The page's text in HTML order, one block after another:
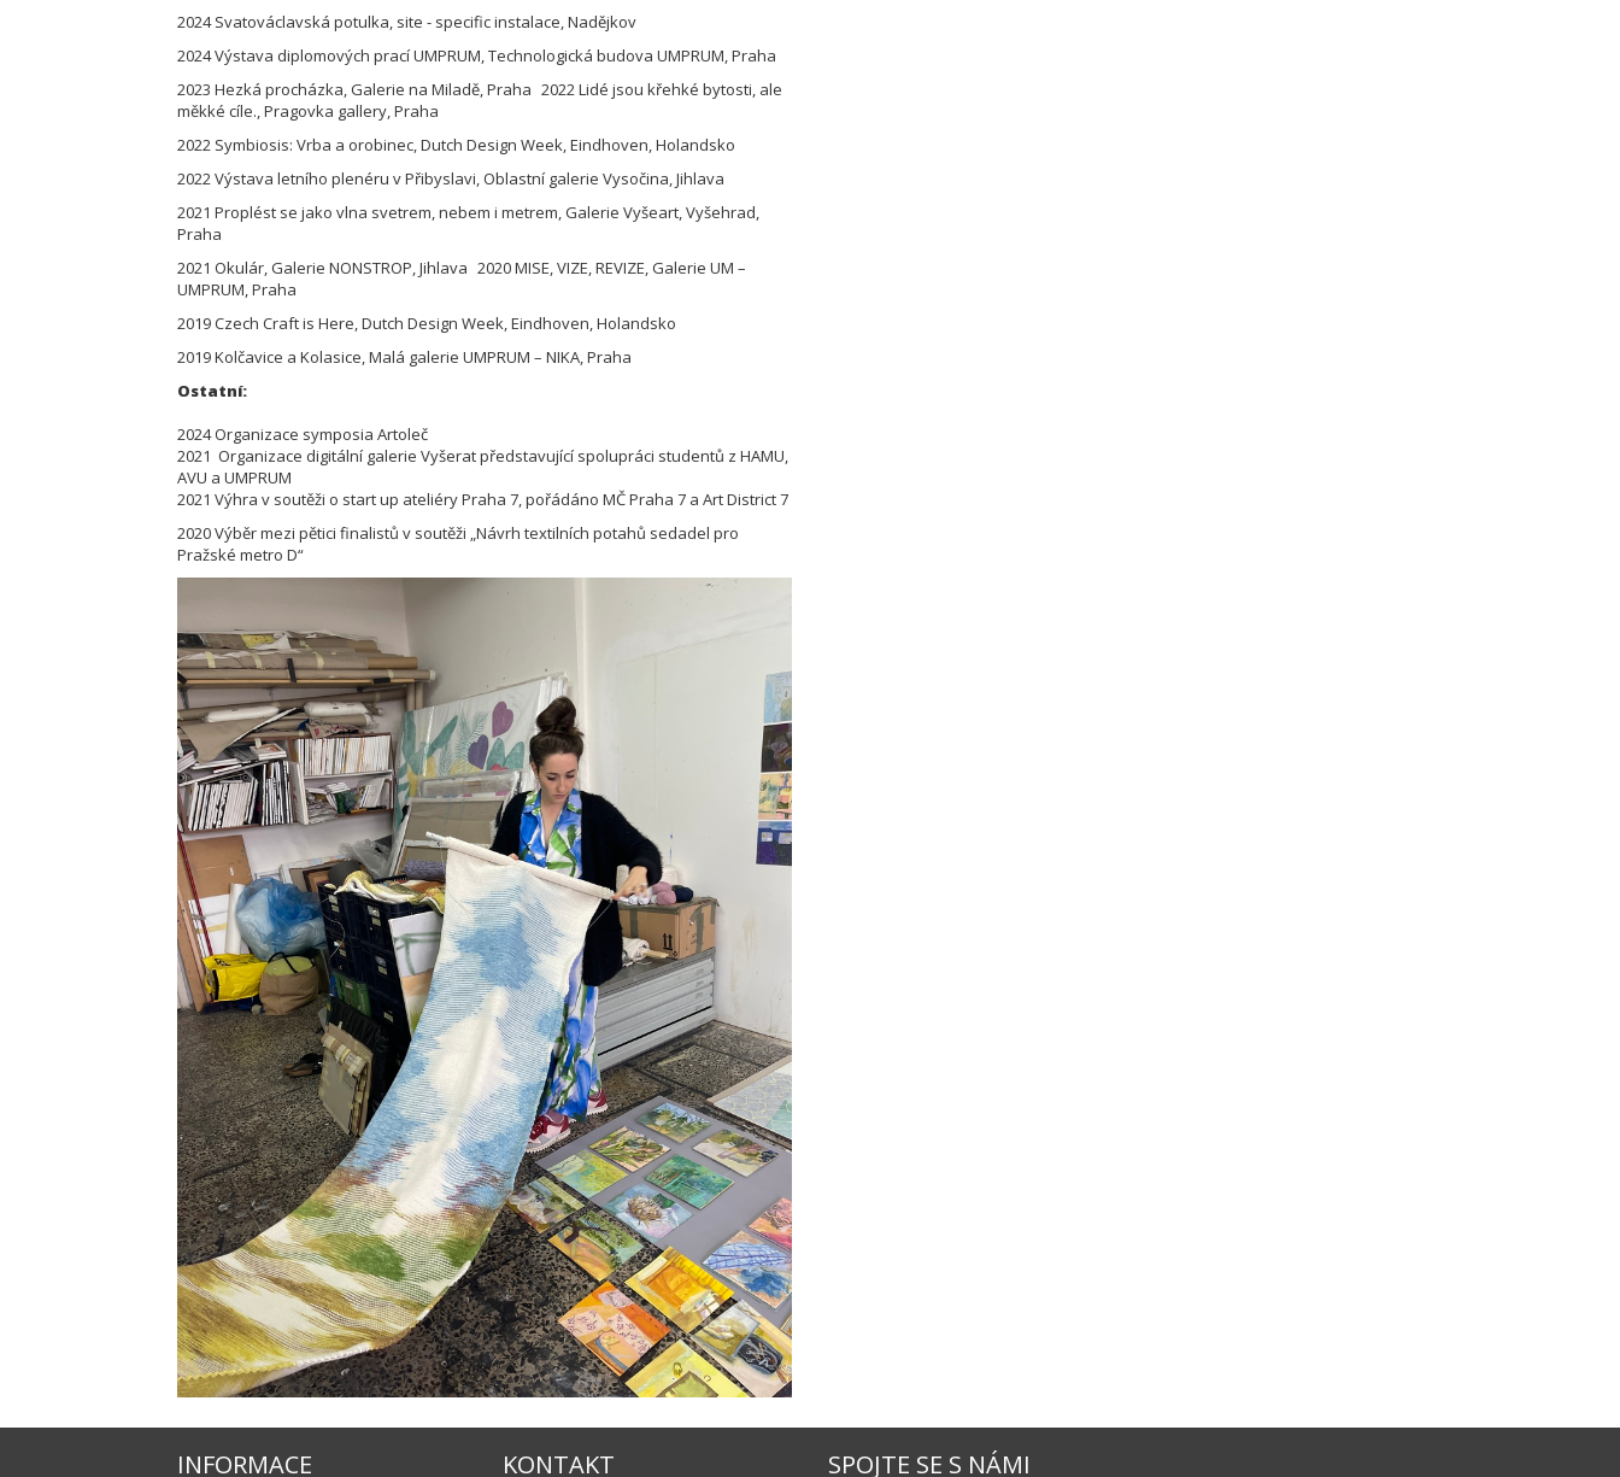
2024 Svatováclavská potulka, site - specific instalace, Nadějkov
2024 Výstava diplomových prací UMPRUM, Technologická budova UMPRUM, Praha
2023 Hezká procházka, Galerie na Miladě, Praha 2022 Lidé jsou křehké bytosti, ale
měkké cíle., Pragovka gallery, Praha
2022 Symbiosis: Vrba a orobinec, Dutch Design Week, Eindhoven, Holandsko
2022 Výstava letního plenéru v Přibyslavi, Oblastní galerie Vysočina, Jihlava
2021 Proplést se jako vlna svetrem, nebem i metrem, Galerie Vyšeart, Vyšehrad,
Praha
2021 Okulár, Galerie NONSTROP, Jihlava 2020 MISE, VIZE, REVIZE, Galerie UM –
UMPRUM, Praha
2019 Czech Craft is Here, Dutch Design Week, Eindhoven, Holandsko
2019 Kolčavice a Kolasice, Malá galerie UMPRUM – NIKA, Praha
Ostatní:
2024 Organizace symposia Artoleč
2021 Organizace digitální galerie Vyšerat představující spolupráci studentů z HAMU,
AVU a UMPRUM
2021 Výhra v soutěži o start up ateliéry Praha 7, pořádáno MČ Praha 7 a Art District 7
2020 Výběr mezi pětici finalistů v soutěži „Návrh textilních potahů sedadel pro
Pražské metro D“
INFORMACE KONTAKT SPOJTE SE S NÁMI